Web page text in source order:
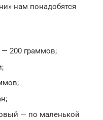
нам понадобятся
200 граммов;
— по маленькой